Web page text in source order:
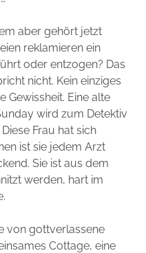
aber gehört jetzt
reklamieren ein
oder entzogen? Das
nicht. Kein einziges
Gewissheit. Eine alte
wird zum Detektiv
Frau hat sich
ist sie jedem Arzt
Sie ist aus dem
werden, hart im
von gottverlassene
Cottage, eine